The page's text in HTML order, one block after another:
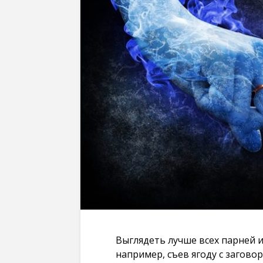
Выглядеть лучше всех парней и
например, съев ягоду с